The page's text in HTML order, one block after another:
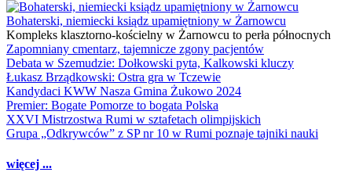
Bohaterski, niemiecki ksiądz upamiętniony w Żarnowcu
Kompleks klasztorno-kościelny w Żarnowcu to perła północnych
Zapomniany cmentarz, tajemnicze zgony pacjentów
Debata w Szemudzie: Dołkowski pyta, Kalkowski kluczy
Łukasz Brządkowski: Ostra gra w Tczewie
Kandydaci KWW Nasza Gmina Żukowo 2024
Premier: Bogate Pomorze to bogata Polska
XXVI Mistrzostwa Rumi w sztafetach olimpijskich
Grupa „Odkrywców” z SP nr 10 w Rumi poznaje tajniki nauki
więcej ...